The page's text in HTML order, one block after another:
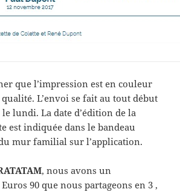
que l’impression est en couleur
L’envoi se fait au tout début
lundi. La date d’édition de la
est indiquée dans le bandeau
mur familial sur l’application.
, nous avons un
90 que nous partageons en 3 ,